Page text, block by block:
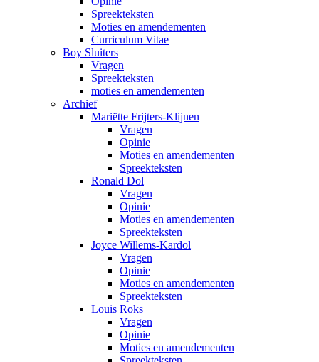
Spreekteksten
Moties en amendementen
Curriculum Vitae
Boy Sluiters
Vragen
Spreekteksten
moties en amendementen
Archief
Mariëtte Frijters-Klijnen
Vragen
Opinie
Moties en amendementen
Spreekteksten
Ronald Dol
Vragen
Opinie
Moties en amendementen
Spreekteksten
Joyce Willems-Kardol
Vragen
Opinie
Moties en amendementen
Spreekteksten
Louis Roks
Vragen
Opinie
Moties en amendementen